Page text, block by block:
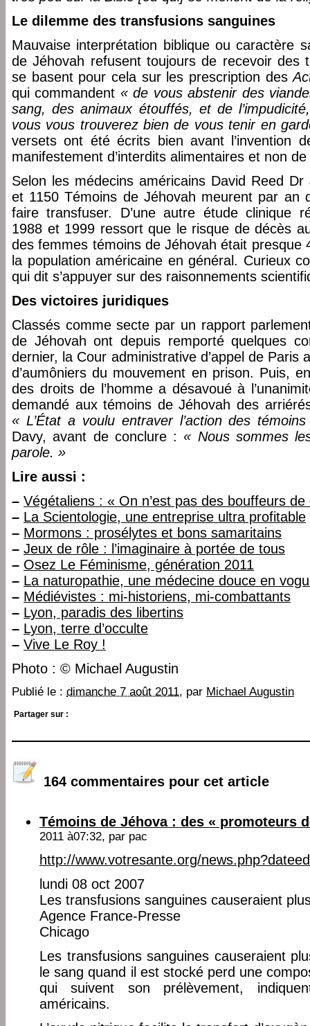
Le dilemme des transfusions sanguines
Mauvaise interprétation biblique ou caractère
de Jéhovah refusent toujours de recevoir des
se basent pour cela sur les prescription des
qui commandent « de vous abstenir des
sang, des animaux étouffés, et de
vous vous trouverez bien de vous tenir en
versets ont été écrits bien avant l’invention
manifestement d’interdits alimentaires et non
Selon les médecins américains David Reed
et 1150 Témoins de Jéhovah meurent par an
faire transfuser. D’une autre étude clinique
1988 et 1999 ressort que le risque de décès
des femmes témoins de Jéhovah était presque
la population américaine en général. Curieux
qui dit s’appuyer sur des raisonnements
Des victoires juridiques
Classés comme secte par un rapport
de Jéhovah ont depuis remporté quelques
dernier, la Cour administrative d’appel de Paris
d’aumôniers du mouvement en prison. Puis,
des droits de l’homme a désavoué à
demandé aux témoins de Jéhovah des
« L’État a voulu entraver l’action des
Davy, avant de conclure :« Nous sommes
parole. »
Lire aussi :
– Végétaliens : « On n’est pas des bouffeurs
– La Scientologie, une entreprise ultra profitable
– Mormons : prosélytes et bons samaritains
– Jeux de rôle : l’imaginaire à portée de tous
– Osez Le Féminisme, génération 2011
– La naturopathie, une médecine douce en
– Médiévistes : mi-historiens, mi-combattants
– Lyon, paradis des libertins
– Lyon, terre d’occulte
– Vive Le Roy !
Photo : © Michael Augustin
Publié le : dimanche 7 août 2011, par Michael Augustin
Partager sur :
164 commentaires pour cet article
Témoins de Jéhova : des « promoteurs
2011 à07:32, par pac
http://www.votresante.org/
lundi 08 oct 2007
Les transfusions sanguines causeraient
Agence France-Presse
Chicago
Les transfusions sanguines causeraient
le sang quand il est stocké perd une
qui suivent son prélèvement,
américains.